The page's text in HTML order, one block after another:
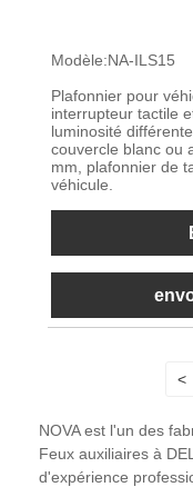
Modèle:NA-ILS15
Plafonnier pour
interrupteur tactile
luminosité
couvercle blanc ou
mm, plafonnier de
véhicule.
<
NOVA est l'un des
Feux auxiliaires à
d'expérience